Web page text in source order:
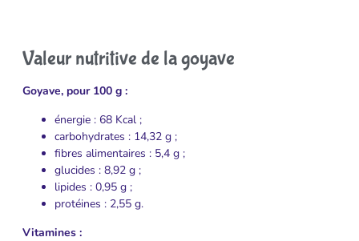
Valeur nutritive de la goyave
Goyave, pour 100 g :
énergie : 68 Kcal ;
carbohydrates : 14,32 g ;
fibres alimentaires : 5,4 g ;
glucides : 8,92 g ;
lipides : 0,95 g ;
protéines : 2,55 g.
Vitamines :